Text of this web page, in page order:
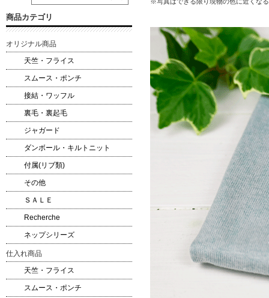
商品カテゴリ
オリジナル商品
天竺・フライス
スムース・ポンチ
接結・ワッフル
裏毛・裏起毛
ジャガード
ダンボール・キルトニット
付属(リブ類)
その他
ＳＡＬＥ
Recherche
ネップシリーズ
仕入れ商品
天竺・フライス
スムース・ポンチ